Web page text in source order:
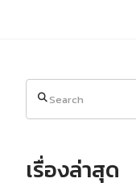
Search
เรื่องล่าสุด